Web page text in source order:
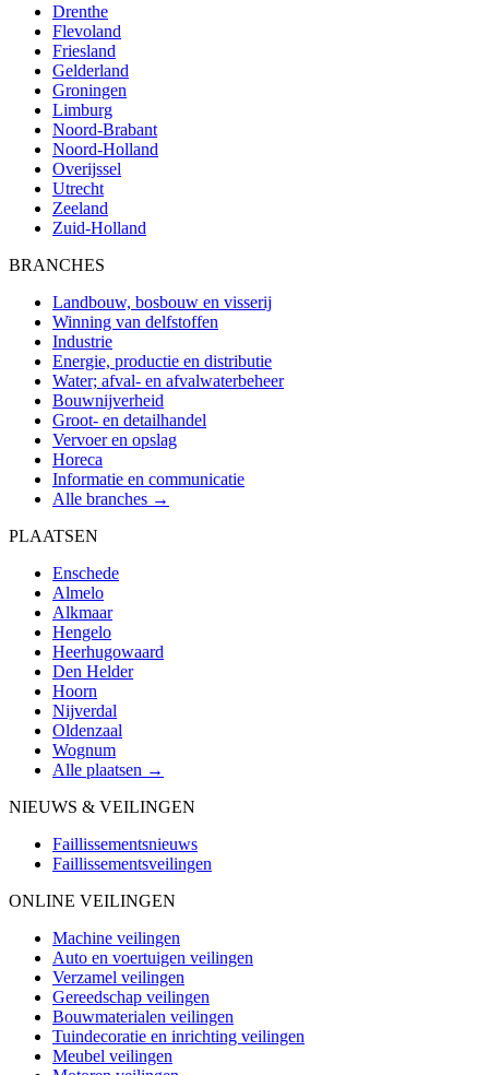
Drenthe
Flevoland
Friesland
Gelderland
Groningen
Limburg
Noord-Brabant
Noord-Holland
Overijssel
Utrecht
Zeeland
Zuid-Holland
BRANCHES
Landbouw, bosbouw en visserij
Winning van delfstoffen
Industrie
Energie, productie en distributie
Water; afval- en afvalwaterbeheer
Bouwnijverheid
Groot- en detailhandel
Vervoer en opslag
Horeca
Informatie en communicatie
Alle branches →
PLAATSEN
Enschede
Almelo
Alkmaar
Hengelo
Heerhugowaard
Den Helder
Hoorn
Nijverdal
Oldenzaal
Wognum
Alle plaatsen →
NIEUWS & VEILINGEN
Faillissementsnieuws
Faillissementsveilingen
ONLINE VEILINGEN
Machine veilingen
Auto en voertuigen veilingen
Verzamel veilingen
Gereedschap veilingen
Bouwmaterialen veilingen
Tuindecoratie en inrichting veilingen
Meubel veilingen